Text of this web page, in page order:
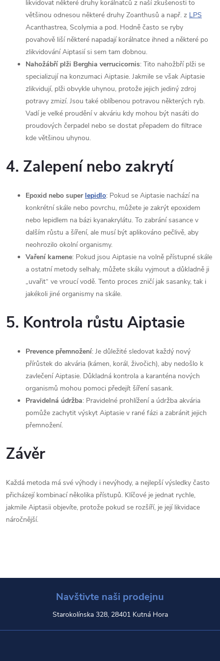
likvidovat některé druhy korálnatců z naší zkušenosti to
většinou odnesou některé druhy Zoanthusů a např. z LPS
Acanthastrea, Scolymia a pod. Hodně často se ryby
povahově liší některé napadají korálnatce ihned a některé po
zlikvidování Aiptasií si sem tam ďobnou.
Nahožábří plži Berghia verrucicornis: Tito nahožbří plži se
specializují na konzumaci Aiptasie. Jakmile se však Aiptasie
zlikvidují, plži obvykle uhynou, protože jejich jediný zdroj
potravy zmizí. Jsou také oblíbenou potravou některých ryb.
Vadí je velké proudění v akváriu kdy mohou být nasáti do
proudových čerpadel nebo se dostat přepadem do filtrace
kde většinou uhynou.
4. Zalepení nebo zakrytí
Epoxid nebo super lepidlo: Pokud se Aiptasie nachází na
konkrétní skále nebo povrchu, můžete je zakrýt epoxidem
nebo lepidlem na bázi kyanakrylátu. To zabrání sasance v
dalším růstu a šíření, ale musí být aplikováno pečlivě, aby
neohrozilo okolní organismy.
Vaření kamene: Pokud jsou Aiptasie na volně přístupné skále
a ostatní metody selhaly, můžete skálu vyjmout a důkladně ji
„uvařit“ ve vroucí vodě. Tento proces zničí jak sasanky, tak i
jakékoli jiné organismy na skále.
5. Kontrola růstu Aiptasie
Prevence přemnožení: Je důležité sledovat každý nový
přírůstek do akvária (kámen, korál, živočich), aby nedošlo k
zavlečení Aiptasie. Důkladná kontrola a karanténa nových
organismů mohou pomoci předejít šíření sasank.
Pravidelná údržba: Pravidelné prohlížení a údržba akvária
pomůže zachytit výskyt Aiptasie v rané fázi a zabránit jejich
přemnožení.
Závěr
Každá metoda má své výhody i nevýhody, a nejlepší výsledky často
přicházejí kombinací několika přístupů. Klíčové je jednat rychle,
jakmile Aiptasii objevíte, protože pokud se rozšíří, je její likvidace
náročnější.
Navštivte naši prodejnu
Starokolínska 328, 28401 Kutná Hora